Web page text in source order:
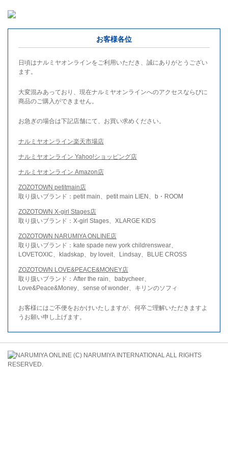
お客様各位
日頃はナルミヤオンラインをご利用いただき、誠にありがとうござい
ます。
大変混みあっており、現在ナルミヤオンラインへのアクセスならびに
商品のご購入ができません。
お急ぎの場合は下記店舗にて、お買い求めください。
ナルミヤオンライン楽天市場店
ナルミヤオンライン Yahoo!ショッピング店
ナルミヤオンライン Amazon店
ZOZOTOWN petitmain店
取り扱いブランド：petit main、petit main LIEN、b・ROOM
ZOZOTOWN X-girl Stages店
取り扱いブランド：X-girl Stages、XLARGE KIDS
ZOZOTOWN NARUMIYA ONLINE店
取り扱いブランド：kate spade new york childrenswear、
LOVETOXIC、kladskap、by loveit、Lindsay、BLUE CROSS
ZOZOTOWN LOVE&PEACE&MONEY店
取り扱いブランド：After the rain、babycheer、
Love&Peace&Money、sense of wonder、キリンのソフィ
お客様にはご不便をおかけいたしますが、何卒ご理解いただきますよ
うお願い申し上げます。